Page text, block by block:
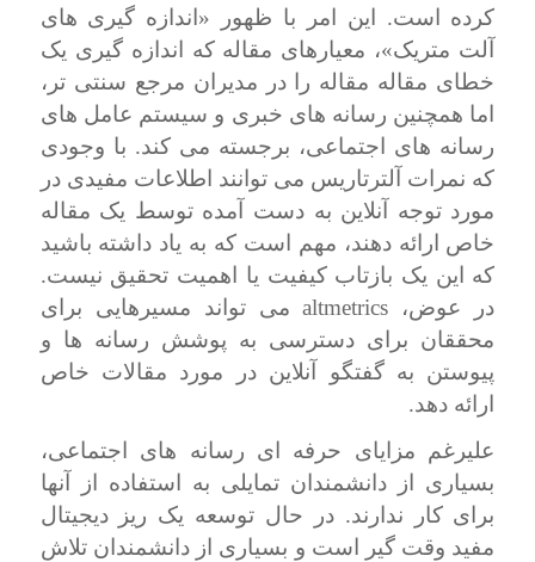
کرده است. این امر با ظهور «اندازه گیری های
آلت متریک»، معیارهای مقاله که اندازه گیری یک
خطای مقاله مقاله را در مدیران مرجع سنتی تر،
اما همچنین رسانه های خبری و سیستم عامل های
رسانه های اجتماعی، برجسته می کند. با وجودی
که نمرات آلترتاریس می توانند اطلاعات مفیدی در
مورد توجه آنلاین به دست آمده توسط یک مقاله
خاص ارائه دهند، مهم است که به یاد داشته باشید
که این یک بازتاب کیفیت یا اهمیت تحقیق نیست.
در عوض، altmetrics می تواند مسیرهایی برای
محققان برای دسترسی به پوشش رسانه ها و
پیوستن به گفتگو آنلاین در مورد مقالات خاص
ارائه دهد.
علیرغم مزایای حرفه ای رسانه های اجتماعی،
بسیاری از دانشمندان تمایلی به استفاده از آنها
برای کار ندارند. در حال توسعه یک ریز دیجیتال
مفید وقت گیر است و بسیاری از دانشمندان تلاش